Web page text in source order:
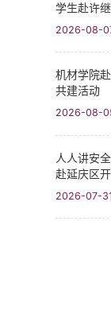
学生赴许
习
2026-08-
机材学院
共建活动
2026-08-
人人讲安
赴延庆区
2026-07-